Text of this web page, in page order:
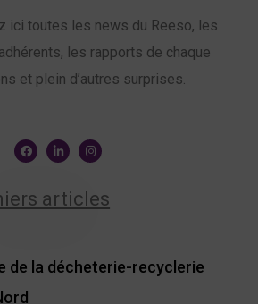
ici toutes les news du Reeso, les
les rapports de chaque
et plein d’autres surprises.
articles
de la décheterie-recyclerie